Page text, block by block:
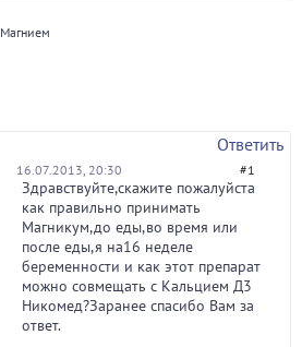
Магнием
Ответить
16.07.2013, 20:30 #1
Здравствуйте,скажите пожалуйста
как правильно принимать
Магникум,до еды,во время или
после еды,я на16 неделе
беременности и как этот препарат
можно совмещать с Кальцием Д3
Никомед?Заранее спасибо Вам за
ответ.